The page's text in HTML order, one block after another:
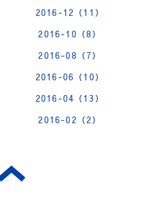
2016-12（11）
2016-10（8）
2016-08（7）
2016-06（10）
2016-04（13）
2016-02（2）